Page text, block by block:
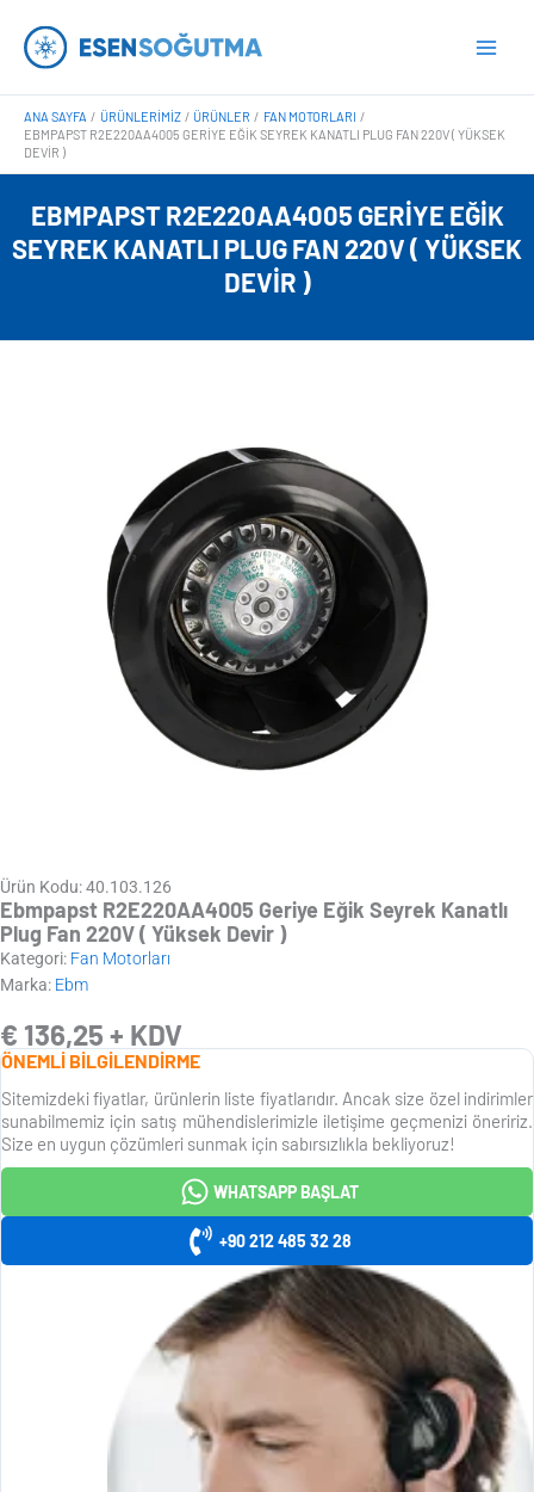
atla
ANA SAYFA ÜRÜNLERIMIZ ÜRÜNLER
FAN MOTORLARI
EBMPAPST R2E220AA4005 GERIYE EĞIK SEYREK KANATLI PLUG FAN 220V ( YÜKSEK
DEVIR )
EBMPAPST R2E220AA4005 GERIYE EĞIK
SEYREK KANATLI PLUG FAN 220V ( YÜKSEK
DEVIR )
Ürün Kodu: 40.103.126
Ebmpapst R2E220AA4005 Geriye Eğik Seyrek Kanatlı
Plug Fan 220V ( Yüksek Devir )
Kategori: Fan Motorları
Marka: Ebm
€ 136,25 + KDV
ÖNEMLİ BİLGİLENDİRME
Sitemizdeki fiyatlar, ürünlerin liste fiyatlarıdır. Ancak size özel indirimler
sunabilmemiz için satış mühendislerimizle iletişime geçmenizi öneririz.
Size en uygun çözümleri sunmak için sabırsızlıkla bekliyoruz!
WHATSAPP BAŞLAT
+90 212 485 32 28